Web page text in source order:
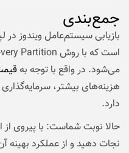
جمع‌بندی
می‌شود. در واقع با توجه به
هزینه‌های بیشتر،
دارد.
حالا نوبت شماست: با پیروی
نجات دهید و از عملکرد بهینه